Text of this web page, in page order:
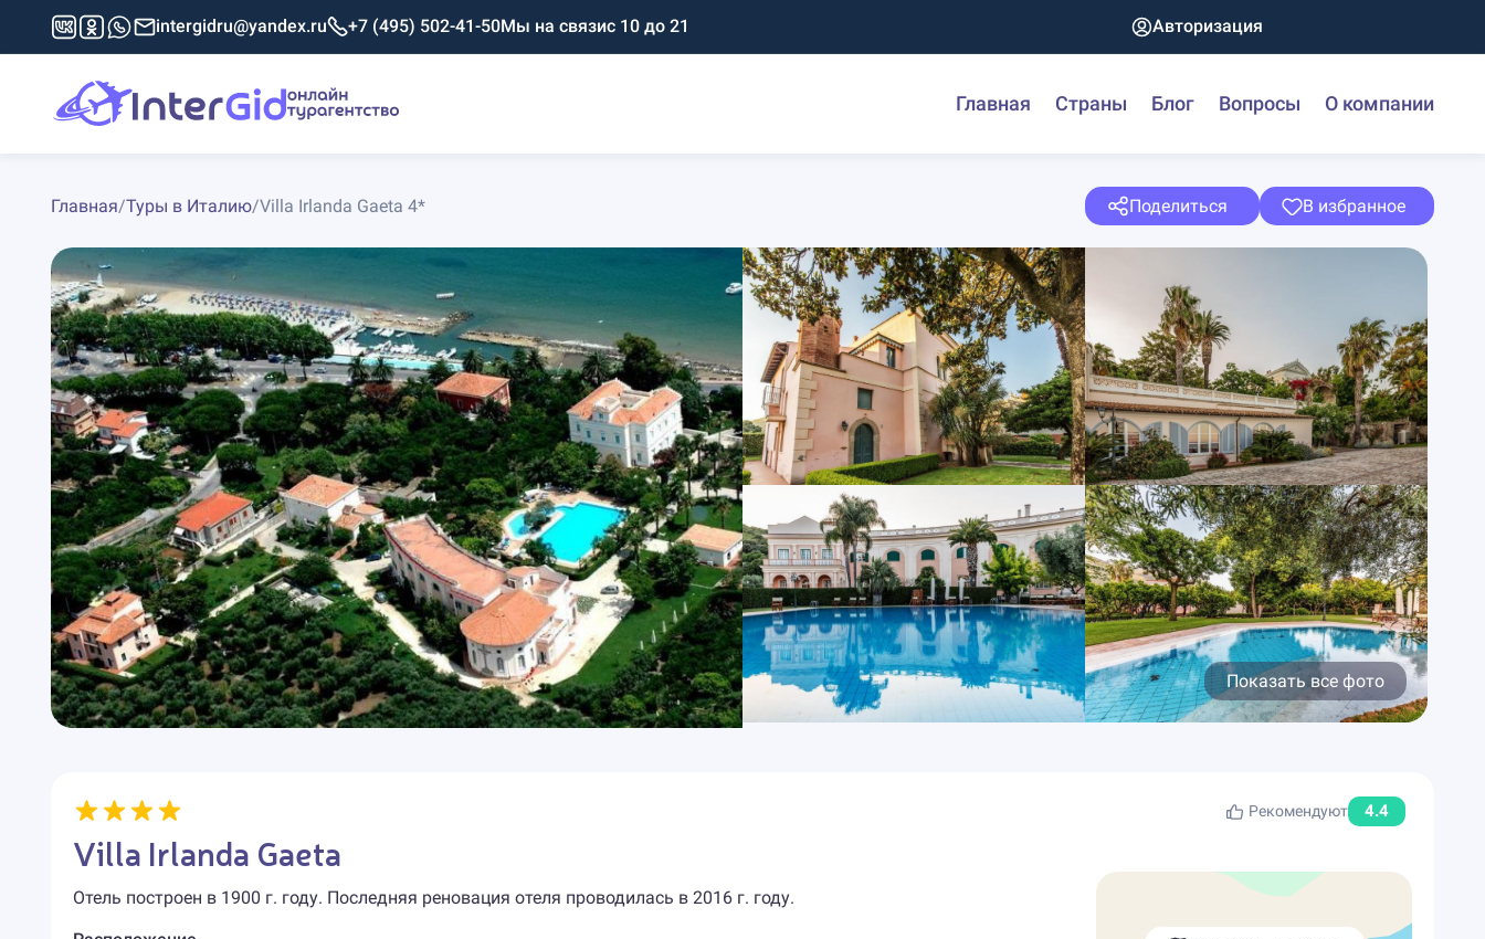
intergidru@yandex.ru +7 (495) 502-41-50Мы на связис 10 до 21 Авторизация
Главная Страны Блог Вопросы О компании
Главная/Туры в Италию/Villa Irlanda Gaeta 4* Поделиться В избранное
Показать все фото
Рекомендуют 4.4
Villa Irlanda Gaeta
Отель построен в 1900 г. году. Последняя реновация отеля проводилась в 2016 г. году.